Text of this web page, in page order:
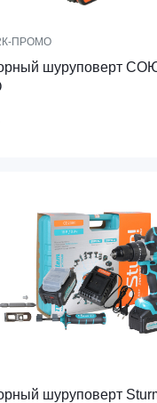
ПРОМО
шуруповерт
шуруповерт